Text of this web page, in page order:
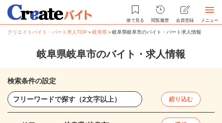
後で見る 閲覧履歴 会員登録 メニュー
クリエイトバイト・パート求人TOP ＞岐阜県＞岐阜県岐阜市のバイト・パート求人情報
岐阜県岐阜市のバイト・求人情報
検索条件の設定
絞り込む